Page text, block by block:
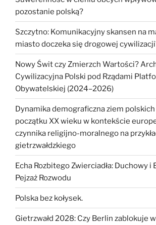
pozostanie polską?
Szczytno: Komunikacyjny skansen na
miasto doczeka się drogowej
Nowy Świt czy Zmierzch Wartości?
Cywilizacyjna Polski pod Rządami
Obywatelskiej (2024–2026)
Dynamika demograficzna ziem polskich
początku XX wieku w kontekście
czynnika religijno-moralnego na
gietrzwałdzkiego
Echa Rozbitego Zwierciadła: Duchowy i
Pejzaż Rozwodu
Polska bez kołysek.
Gietrzwałd 2028: Czy Berlin zablokuje